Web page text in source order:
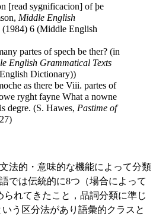
[read sygnificacion] of þe
Middle English
(1984) 6 (Middle English
partes of spech be ther? (in
English Grammatical Texts
Dictionary))
as there be Viii. partes of
ryght fayne What a nowne
degre. (S. Hawes, Pastime of
法的・意味的な機能によって分類
では伝統的に8つ（場合によって
られてきたこと，品詞分類に準じ
いう区分法があり語彙的クラスと